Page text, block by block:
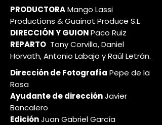
PRODUCTORAMango Lassi
Productions & Guainot Produce S.L
DIRECCIÓN Y GUIONPaco Ruiz
REPARTO Tony Corvillo, Daniel
Horvath, Antonio Labajo y Raúl Letrán.
Dirección de Fotografía Pepe de la
Rosa
Ayudante de direcciónJavier
Bancalero
EdiciónJuan Gabriel García